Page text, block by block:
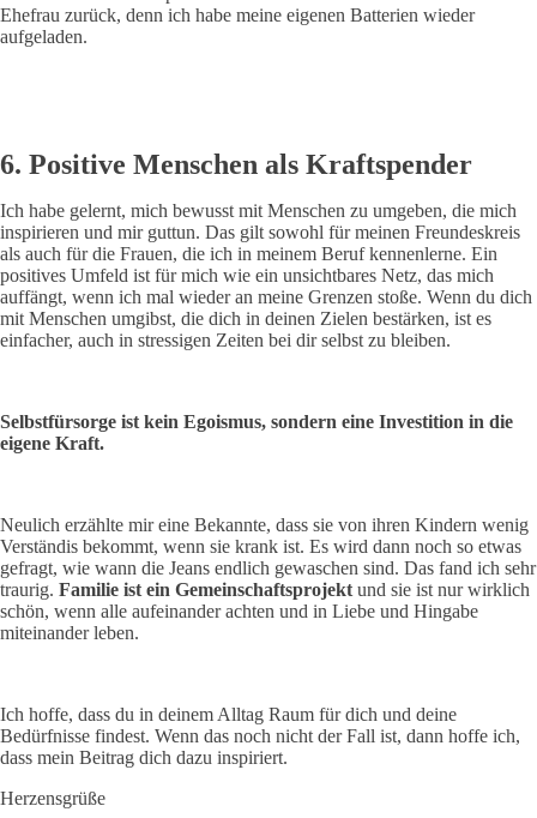
Ehefrau zurück, denn ich habe meine eigenen Batterien wieder
aufgeladen.
6. Positive Menschen als Kraftspender
Ich habe gelernt, mich bewusst mit Menschen zu umgeben, die mich
inspirieren und mir guttun. Das gilt sowohl für meinen Freundeskreis
als auch für die Frauen, die ich in meinem Beruf kennenlerne. Ein
positives Umfeld ist für mich wie ein unsichtbares Netz, das mich
auffängt, wenn ich mal wieder an meine Grenzen stoße. Wenn du dich
mit Menschen umgibst, die dich in deinen Zielen bestärken, ist es
einfacher, auch in stressigen Zeiten bei dir selbst zu bleiben.
Selbstfürsorge ist kein Egoismus, sondern eine Investition in die
eigene Kraft.
Neulich erzählte mir eine Bekannte, dass sie von ihren Kindern wenig
Verständis bekommt, wenn sie krank ist. Es wird dann noch so etwas
gefragt, wie wann die Jeans endlich gewaschen sind. Das fand ich sehr
traurig. Familie ist ein Gemeinschaftsprojekt und sie ist nur wirklich
schön, wenn alle aufeinander achten und in Liebe und Hingabe
miteinander leben.
Ich hoffe, dass du in deinem Alltag Raum für dich und deine
Bedürfnisse findest. Wenn das noch nicht der Fall ist, dann hoffe ich,
dass mein Beitrag dich dazu inspiriert.
Herzensgrüße